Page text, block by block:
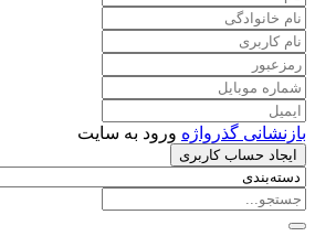
بازنشانی گذرواژه ورود به سایت
ایجاد حساب کاربری